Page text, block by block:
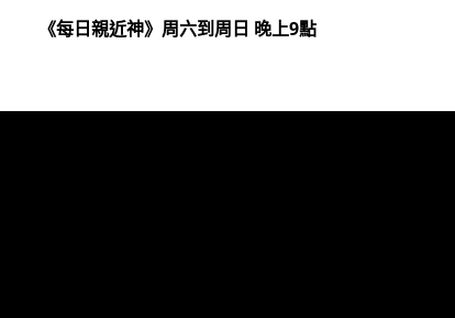
《每日親近神》周六到周日 晚上9點